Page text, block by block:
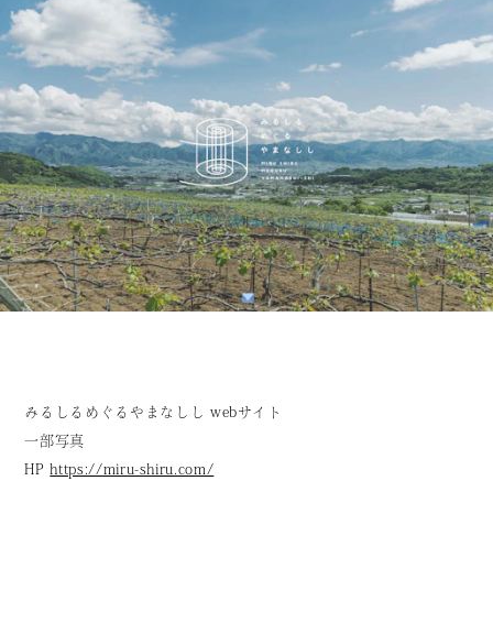
みるしるめぐるやまなしし webサイト
一部写真
HP
https://miru-shiru.com/